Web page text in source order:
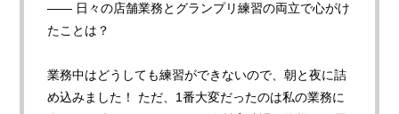
—— 日々の店舗業務とグランプリ練習の両立で心がけ
たことは ？
業務中はどうしても練習ができないので、朝と夜に詰
め込みました！ ただ、1番大変だったのは私の業務に